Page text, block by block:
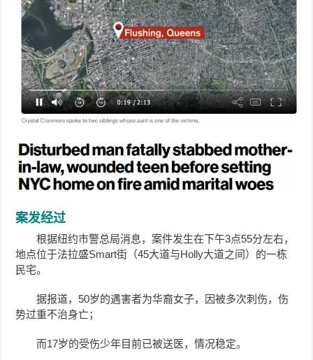
案发经过
根据纽约市警总局消息，案件发生在下午3点55分左右，
地点位于法拉盛Smart街（45大道与Holly大道之间）的一栋
民宅。
据报道，50岁的遇害者为华裔女子，因被多次刺伤，伤
势过重不治身亡；
而17岁的受伤少年目前已被送医，情况稳定。